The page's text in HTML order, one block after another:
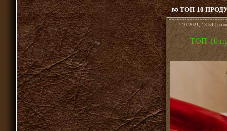
ТОП-10
7-10-2021, 13:54 |
ТОП-10